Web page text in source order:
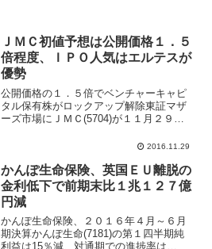
ＪＭＣ初値予想は公開価格１．５
倍程度、ＩＰＯ人気はエルテスが
優勢
公開価格の１．５倍でベンチャーキャピ
タル保有株がロックアップ解除東証マザ
ーズ市場にＪＭＣ(5704)が１１月２９日
や参加可能かもしれない。ＪＭＣ初値予
りそうなムード。３...
2016.11.29
かんぽ生命保険、英国ＥＵ離脱の
金利低下で前期末比１兆１２７億
円減
かんぽ生命保険、２０１６年４月～６月
期決算かんぽ生命(7181)の第１四半期純
利益は15％減、対通期での進捗率は